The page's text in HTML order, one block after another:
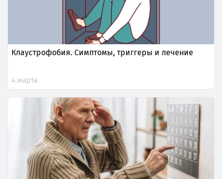
Клаустрофобия. Симптомы, триггеры и лечение
4 марта